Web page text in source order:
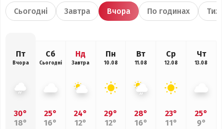
Сьогодні Завтра Вчора По годинах
Пт
Вчора
30°
18°
Сб
Сьогодні
25°
16°
Нд
Завтра
24°
12°
Пн
10.08
29°
12°
Вт
11.08
28°
16°
Ср
12.08
23°
11°
Чт
13.08
25°
9°